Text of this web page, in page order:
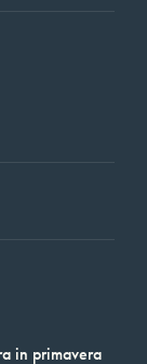
in primavera